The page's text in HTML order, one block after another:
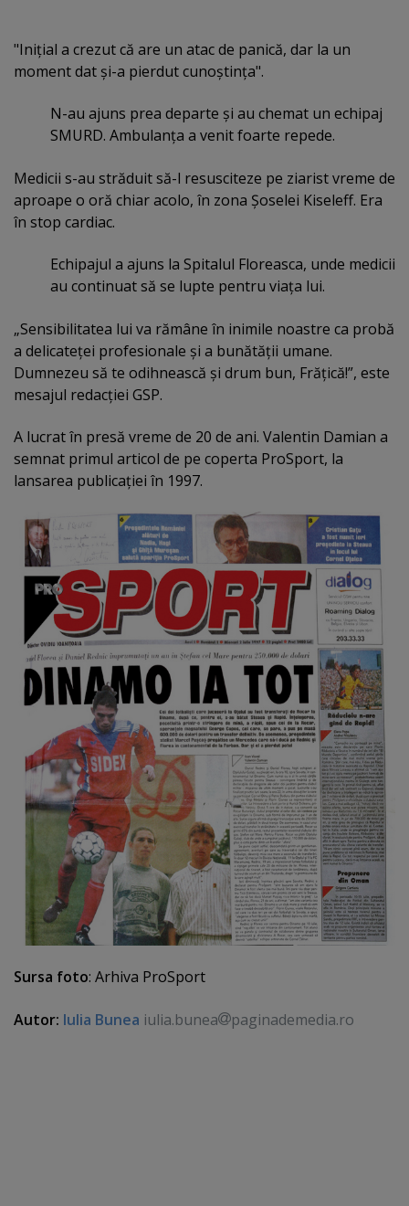
"Iniţial a crezut că are un atac de panică, dar la un
moment dat şi-a pierdut cunoştinţa".
N-au ajuns prea departe şi au chemat un echipaj
SMURD. Ambulanţa a venit foarte repede.
Medicii s-au străduit să-l resusciteze pe ziarist vreme de
aproape o oră chiar acolo, în zona Şoselei Kiseleff. Era
în stop cardiac.
Echipajul a ajuns la Spitalul Floreasca, unde medicii
au continuat să se lupte pentru viaţa lui.
„Sensibilitatea lui va rămâne în inimile noastre ca probă
a delicateţei profesionale şi a bunătăţii umane.
Dumnezeu să te odihnească şi drum bun, Frăţică!”, este
mesajul redacţiei GSP.
A lucrat în presă vreme de 20 de ani. Valentin Damian a
semnat primul articol de pe coperta ProSport, la
lansarea publicaţiei în 1997.
Sursa foto: Arhiva ProSport
Autor: Iulia Bunea iulia.bunea paginademedia.ro